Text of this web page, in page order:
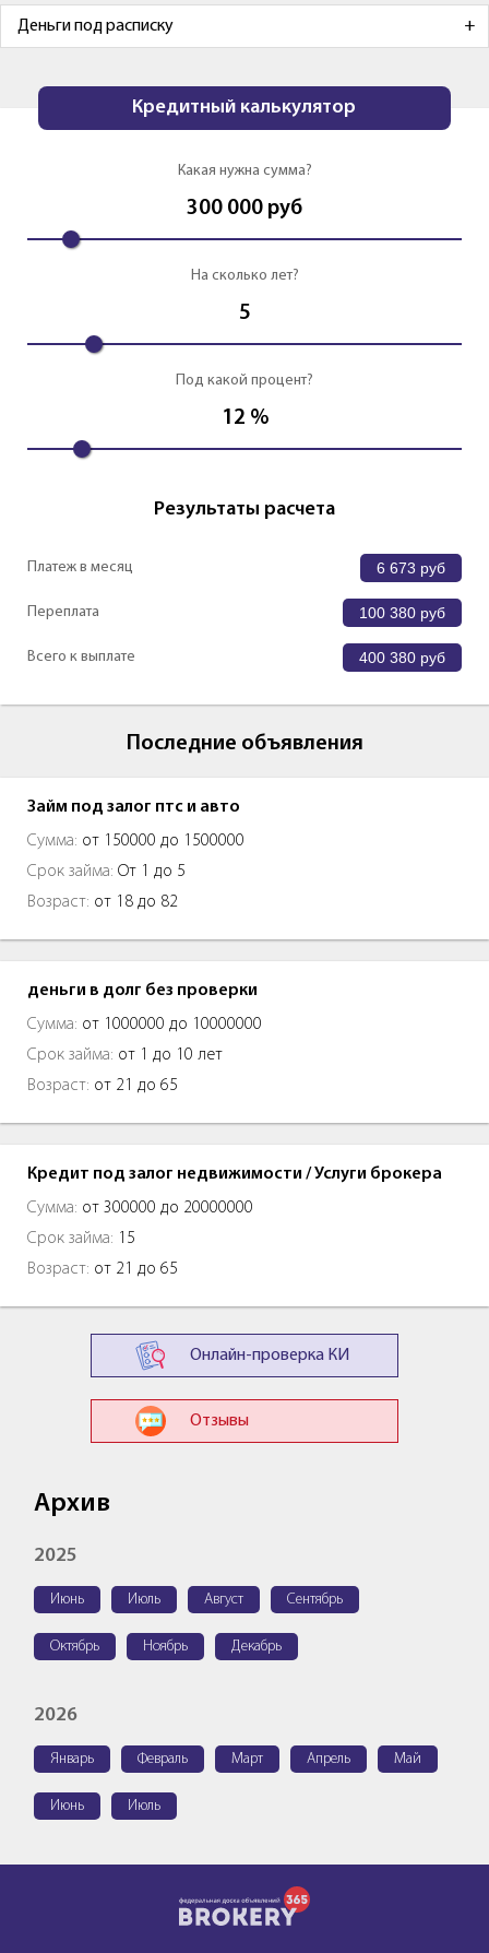
Деньги под расписку
Кредитный калькулятор
Какая нужна сумма?
300 000 руб
На сколько лет?
5
Под какой процент?
12 %
Результаты расчета
Платеж в месяц 6 673 руб
Переплата 100 380 руб
Всего к выплате 400 380 руб
Последние объявления
Займ под залог птс и авто
Сумма: от 150000 до 1500000
Срок займа: От 1 до 5
Возраст: от 18 до 82
деньги в долг без проверки
Сумма: от 1000000 до 10000000
Срок займа: от 1 до 10 лет
Возраст: от 21 до 65
Кредит под залог недвижимости / Услуги брокера
Сумма: от 300000 до 20000000
Срок займа: 15
Возраст: от 21 до 65
Онлайн-проверка КИ
Отзывы
Архив
2025
Июнь Июль Август Сентябрь
Октябрь Ноябрь Декабрь
2026
Январь Февраль Март Апрель Май
Июнь Июль